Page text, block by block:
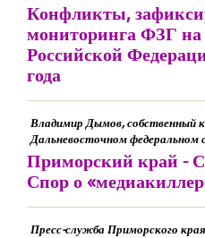
Конфликты,
мониторинга ФЗГ на
Российской
года
Владимир Дымов, собственный
Дальневосточном федеральном
Приморский край -
Спор о
Пресс-служба Приморского края